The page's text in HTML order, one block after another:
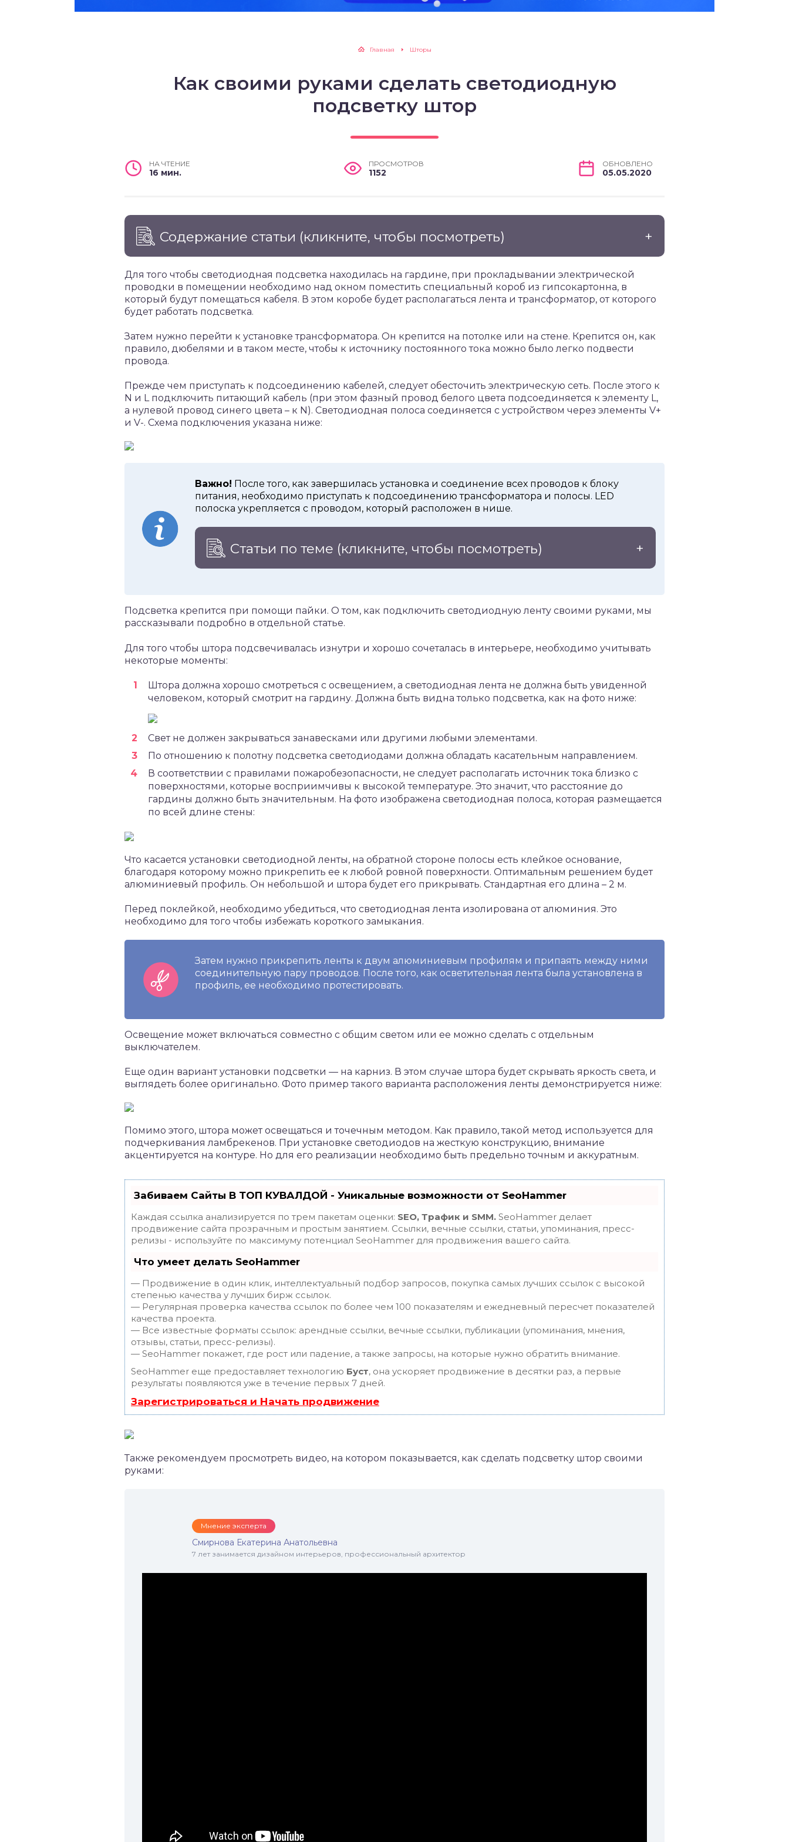
Главная Шторы
Как своими руками сделать светодиодную
подсветку штор
НА ЧТЕНИЕ
16 мин.
ПРОСМОТРОВ
1152
ОБНОВЛЕНО
05.05.2020
Содержание статьи (кликните, чтобы посмотреть)
Для того чтобы светодиодная подсветка находилась на гардине, при прокладывании электрической
проводки в помещении необходимо над окном поместить специальный короб из гипсокартонна, в
который будут помещаться кабеля. В этом коробе будет располагаться лента и трансформатор, от которого
будет работать подсветка.
Затем нужно перейти к установке трансформатора. Он крепится на потолке или на стене. Крепится он, как
правило, дюбелями и в таком месте, чтобы к источнику постоянного тока можно было легко подвести
провода.
Прежде чем приступать к подсоединению кабелей, следует обесточить электрическую сеть. После этого к
N и L подключить питающий кабель (при этом фазный провод белого цвета подсоединяется к элементу L,
а нулевой провод синего цвета – к N). Светодиодная полоса соединяется с устройством через элементы V+
и V-. Схема подключения указана ниже:
Важно! После того, как завершилась установка и соединение всех проводов к блоку
питания, необходимо приступать к подсоединению трансформатора и полосы. LED
полоска укрепляется с проводом, который расположен в нише.
Статьи по теме (кликните, чтобы посмотреть)
Подсветка крепится при помощи пайки. О том, как подключить светодиодную ленту своими руками, мы
рассказывали подробно в отдельной статье.
Для того чтобы штора подсвечивалась изнутри и хорошо сочеталась в интерьере, необходимо учитывать
некоторые моменты:
Штора должна хорошо смотреться с освещением, а светодиодная лента не должна быть увиденной
человеком, который смотрит на гардину. Должна быть видна только подсветка, как на фото ниже:
Свет не должен закрываться занавесками или другими любыми элементами.
По отношению к полотну подсветка светодиодами должна обладать касательным направлением.
В соответствии с правилами пожаробезопасности, не следует располагать источник тока близко с
поверхностями, которые восприимчивы к высокой температуре. Это значит, что расстояние до
гардины должно быть значительным. На фото изображена светодиодная полоса, которая размещается
по всей длине стены:
Что касается установки светодиодной ленты, на обратной стороне полосы есть клейкое основание,
благодаря которому можно прикрепить ее к любой ровной поверхности. Оптимальным решением будет
алюминиевый профиль. Он небольшой и штора будет его прикрывать. Стандартная его длина – 2 м.
Перед поклейкой, необходимо убедиться, что светодиодная лента изолирована от алюминия. Это
необходимо для того чтобы избежать короткого замыкания.
Затем нужно прикрепить ленты к двум алюминиевым профилям и припаять между ними
соединительную пару проводов. После того, как осветительная лента была установлена в
профиль, ее необходимо протестировать.
Освещение может включаться совместно с общим светом или ее можно сделать с отдельным
выключателем.
Еще один вариант установки подсветки — на карниз. В этом случае штора будет скрывать яркость света, и
выглядеть более оригинально. Фото пример такого варианта расположения ленты демонстрируется ниже:
Помимо этого, штора может освещаться и точечным методом. Как правило, такой метод используется для
подчеркивания ламбрекенов. При установке светодиодов на жесткую конструкцию, внимание
акцентируется на контуре. Но для его реализации необходимо быть предельно точным и аккуратным.
Забиваем Сайты В ТОП КУВАЛДОЙ - Уникальные возможности от SeoHammer
Каждая ссылка анализируется по трем пакетам оценки: SEO, Трафик и SMM. SeoHammer делает
продвижение сайта прозрачным и простым занятием. Ссылки, вечные ссылки, статьи, упоминания, пресс-
релизы - используйте по максимуму потенциал SeoHammer для продвижения вашего сайта.
Что умеет делать SeoHammer
— Продвижение в один клик, интеллектуальный подбор запросов, покупка самых лучших ссылок с высокой
степенью качества у лучших бирж ссылок.
— Регулярная проверка качества ссылок по более чем 100 показателям и ежедневный пересчет показателей
качества проекта.
— Все известные форматы ссылок: арендные ссылки, вечные ссылки, публикации (упоминания, мнения,
отзывы, статьи, пресс-релизы).
— SeoHammer покажет, где рост или падение, а также запросы, на которые нужно обратить внимание.
SeoHammer еще предоставляет технологию Буст, она ускоряет продвижение в десятки раз, а первые
результаты появляются уже в течение первых 7 дней.
Зарегистрироваться и Начать продвижение
Также рекомендуем просмотреть видео, на котором показывается, как сделать подсветку штор своими
руками:
Мнение эксперта
Смирнова Екатерина Анатольевна
7 лет занимается дизайном интерьеров, профессиональный архитектор